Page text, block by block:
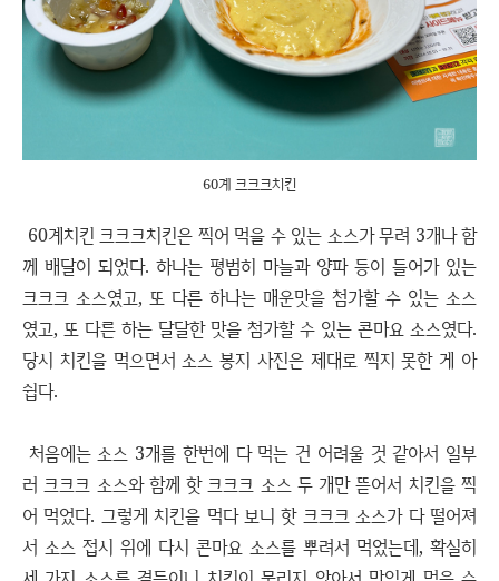
60계 크크크치킨
60계치킨 크크크치킨은 찍어 먹을 수 있는 소스가 무려 3개나 함
께 배달이 되었다. 하나는 평범히 마늘과 양파 등이 들어가 있는
크크크 소스였고, 또 다른 하나는 매운맛을 첨가할 수 있는 소스
였고, 또 다른 하는 달달한 맛을 첨가할 수 있는 콘마요 소스였다.
당시 치킨을 먹으면서 소스 봉지 사진은 제대로 찍지 못한 게 아
쉽다.
처음에는 소스 3개를 한번에 다 먹는 건 어려울 것 같아서 일부
러 크크크 소스와 함께 핫 크크크 소스 두 개만 뜯어서 치킨을 찍
어 먹었다. 그렇게 치킨을 먹다 보니 핫 크크크 소스가 다 떨어져
서 소스 접시 위에 다시 콘마요 소스를 뿌려서 먹었는데, 확실히